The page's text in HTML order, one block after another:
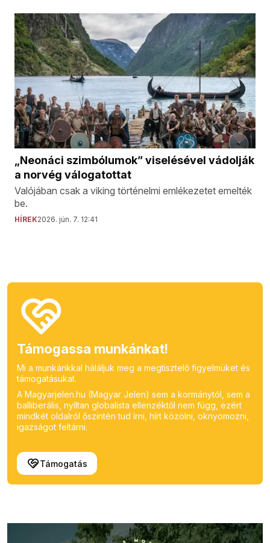
„Neonáci szimbólumok” viselésével vádolják
a norvég válogatottat
Valójában csak a viking történelmi emlékezetet emelték
be.
HÍREK2026. jún. 7. 12:41
Támogassa munkánkat!
Mi a munkánkkal háláljuk meg a megtisztelő figyelmüket és
támogatásukat.
A Magyarjelen.hu (Magyar Jelen) sem a kormánytól, sem a
balliberális, nyíltan globalista ellenzéktől nem függ, ezért
mindkét oldalról őszintén tud írni, hírt közölni, oknyomozni,
igazságot feltárni.
Támogatás